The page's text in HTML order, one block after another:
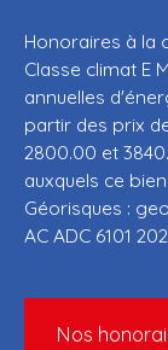
Honoraires à la
Classe climat E
annuelles
partir des prix
2800.00 et
auxquels ce
Géorisques :
AC ADC 6101
Nos